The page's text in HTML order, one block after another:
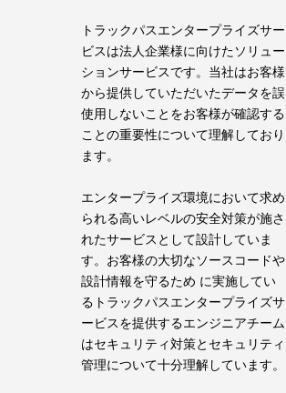
トラックパスエンタープライズサー
ビスは法人企業様に向けたソリュー
ションサービスです。当社はお客様
から提供していただいたデータを誤
使用しないことをお客様が確認する
ことの重要性について理解しており
ます。
エンタープライズ環境において求め
られる高いレベルの安全対策が施さ
れたサービスとして設計していま
す。お客様の大切なソースコードや
設計情報を守るため に実施してい
るトラックパスエンタープライズサ
ービスを提供するエンジニアチーム
はセキュリティ対策とセキュリティ
管理について十分理解しています。